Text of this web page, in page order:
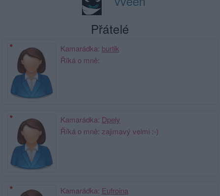
Přátelé
Kamarádka: burtik
Říká o mně:
Kamarádka: Dpely
Říká o mně: zajimavý velmi :-)
Kamarádka: Eufroina